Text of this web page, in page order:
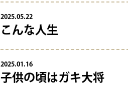
2025.05.22
こんな人生
2025.01.16
子供の頃はガキ大将